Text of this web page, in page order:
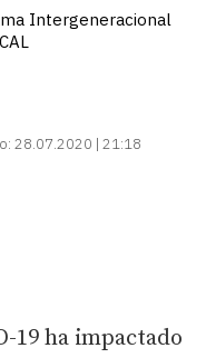
Intergeneracional
28.07.2020 | 21:18
19 ha impactado